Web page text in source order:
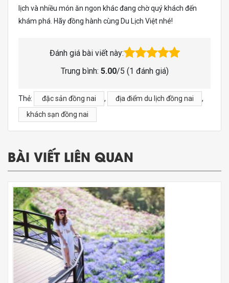
lịch và nhiều món ăn ngon khác đang chờ quý khách đến
khám phá. Hãy đồng hành cùng Du Lịch Việt nhé!
Đánh giá bài viết này:
Trung bình: 5.00/5 (1 đánh giá)
Thẻ: đặc sản đồng nai , địa điểm du lịch đồng nai
,
khách sạn đồng nai
BÀI VIẾT LIÊN QUAN